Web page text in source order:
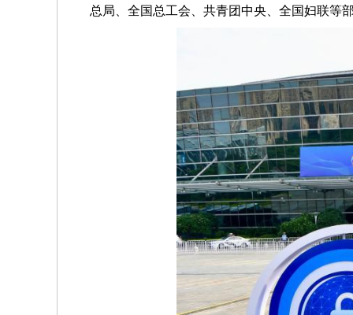
总局、全国总工会、共青团中央、全国妇联等